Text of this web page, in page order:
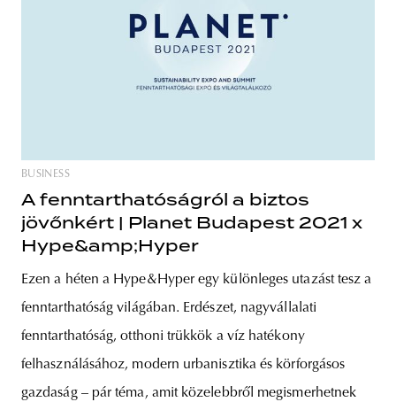
BUSINESS
A fenntarthatóságról a biztos
jövőnkért | Planet Budapest 2021 x
Hype&amp;Hyper
Ezen a héten a Hype&Hyper egy különleges utazást tesz a
fenntarthatóság világában. Erdészet, nagyvállalati
fenntarthatóság, otthoni trükkök a víz hatékony
felhasználásához, modern urbanisztika és körforgásos
gazdaság – pár téma, amit közelebbről megismerhetnek